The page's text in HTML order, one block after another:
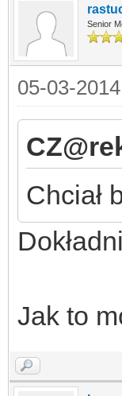
Senior
05-03-
Chciał
Jak to